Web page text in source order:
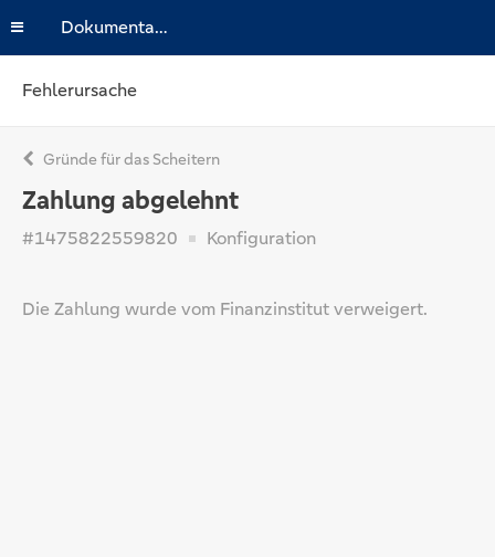
Dokumentation
Fehlerursache
Gründe für das Scheitern
Zahlung abgelehnt
#1475822559820 Konfiguration
Die Zahlung wurde vom Finanzinstitut verweigert.